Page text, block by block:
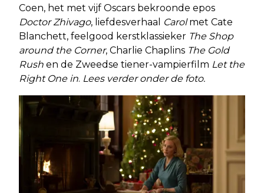
Coen, het met vijf Oscars bekroonde epos
Doctor Zhivago, liefdesverhaal Carolmet Cate
Blanchett, feelgood kerstklassieker The Shop
around the Corner, Charlie Chaplins The Gold
Rush en de Zweedse tiener-vampierfilm Let the
Right One in. Lees verder onder de foto.